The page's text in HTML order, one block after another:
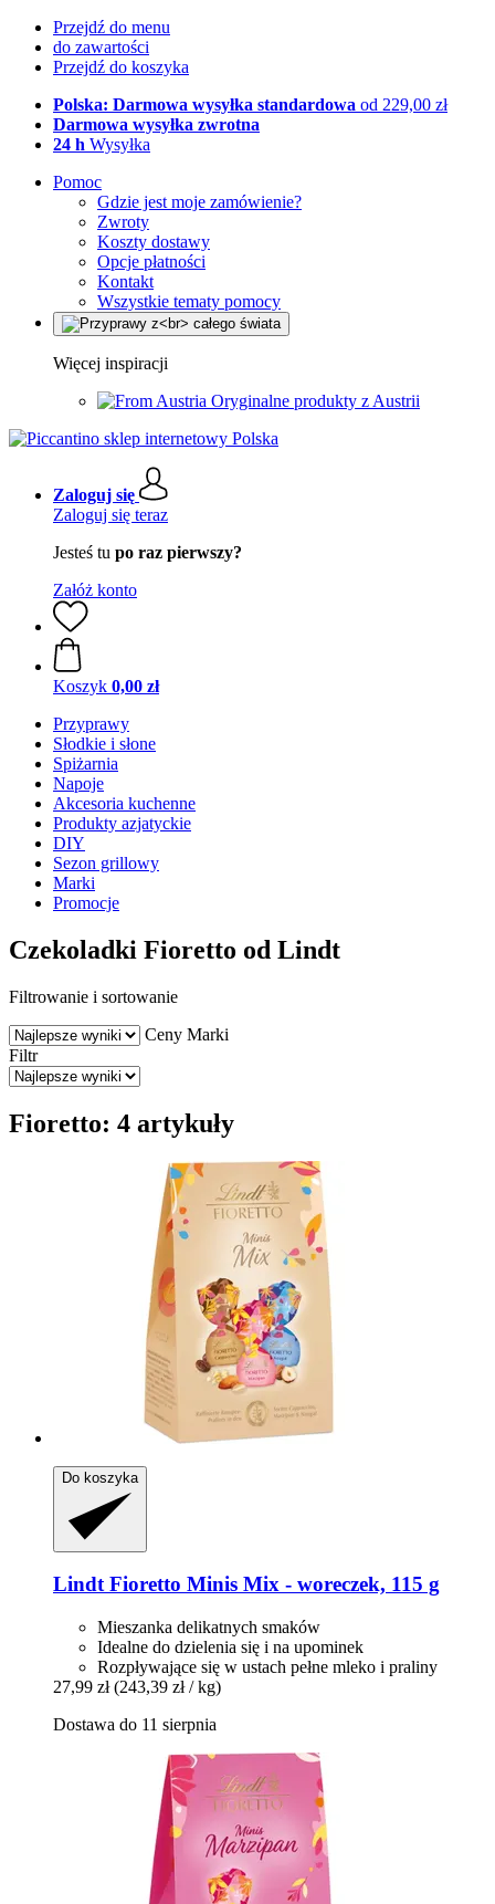
Przejdź do menu
do zawartości
Przejdź do koszyka
Polska: Darmowa wysyłka standardowa od 229,00 zł
Darmowa wysyłka zwrotna
24 h Wysyłka
Pomoc
Gdzie jest moje zamówienie?
Zwroty
Koszty dostawy
Opcje płatności
Kontakt
Wszystkie tematy pomocy
Więcej inspiracji
Oryginalne produkty z Austrii
Zaloguj się
Zaloguj się teraz
Jesteś tu po raz pierwszy?
Załóż konto
Koszyk 0,00 zł
Przyprawy
Słodkie i słone
Spiżarnia
Napoje
Akcesoria kuchenne
Produkty azjatyckie
DIY
Sezon grillowy
Marki
Promocje
Czekoladki Fioretto od Lindt
Filtrowanie i sortowanie
Ceny Marki
Filtr
Fioretto: 4 artykuły
Do koszyka
LindtFioretto Minis Mix -​ woreczek, 115 g
Mieszanka delikatnych smaków
Idealne do dzielenia się i na upominek
Rozpływające się w ustach pełne mleko i praliny
27,99 zł (243,39 zł / kg)
Dostawa do 11 sierpnia